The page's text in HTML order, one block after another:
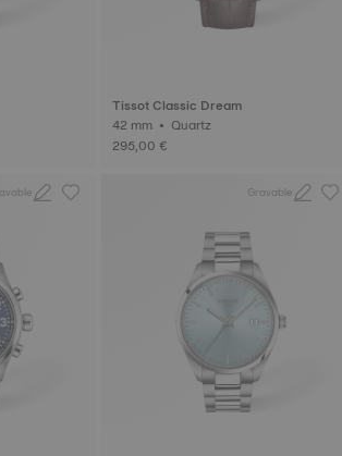
Tissot Classic Dream
42 mm • Quartz
295,00 €
Gravable